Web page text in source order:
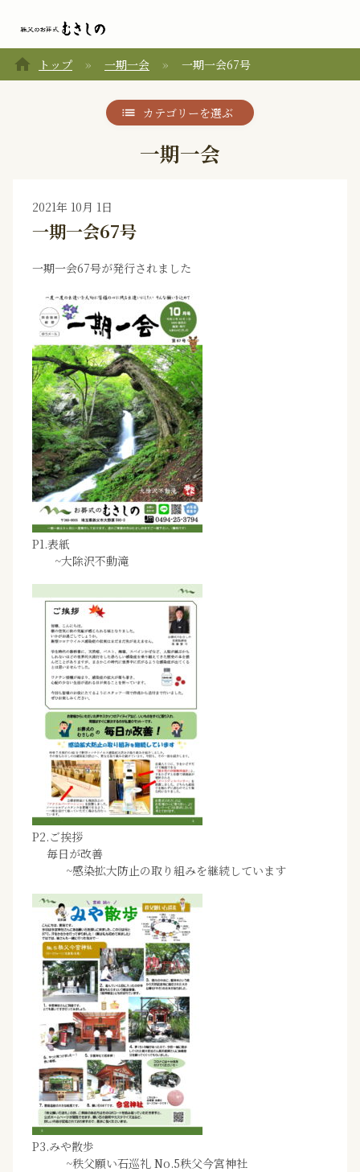
home トップ 一期一会 一期一会67号
カテゴリーを選ぶ
一期一会
2021年 10月 1日
一期一会67号
一期一会67号が発行されました
P1.表紙
~大除沢不動滝
P2.ご挨拶
毎日が改善
~感染拡大防止の取り組みを継続しています
P3.みや散歩
~秩父願い石巡礼 No.5秩父今宮神社